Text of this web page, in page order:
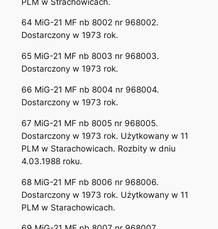
64 MiG-21 MF nb 8002 nr 968002.
Dostarczony w 1973 rok.
65 MiG-21 MF nb 8003 nr 968003.
Dostarczony w 1973 rok.
66 MiG-21 MF nb 8004 nr 968004.
Dostarczony w 1973 rok.
67 MiG-21 MF nb 8005 nr 968005.
Dostarczony w 1973 rok. Użytkowany w 11
PLM w Starachowicach. Rozbity w dniu
4.03.1988 roku.
68 MiG-21 MF nb 8006 nr 968006.
Dostarczony w 1973 rok. Użytkowany w 11
PLM w Starachowicach.